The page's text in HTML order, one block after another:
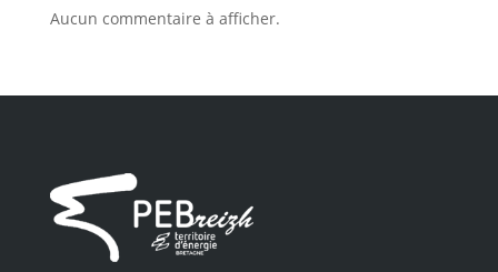
Aucun commentaire à afficher.